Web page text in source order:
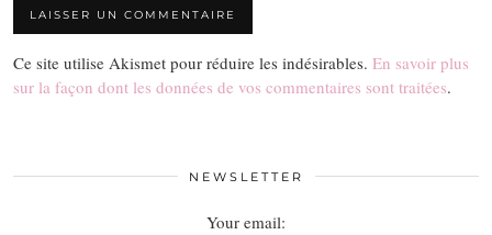
Ce site utilise Akismet pour réduire les indésirables. En savoir plus
sur la façon dont les données de vos commentaires sont traitées.
NEWSLETTER
Your email: